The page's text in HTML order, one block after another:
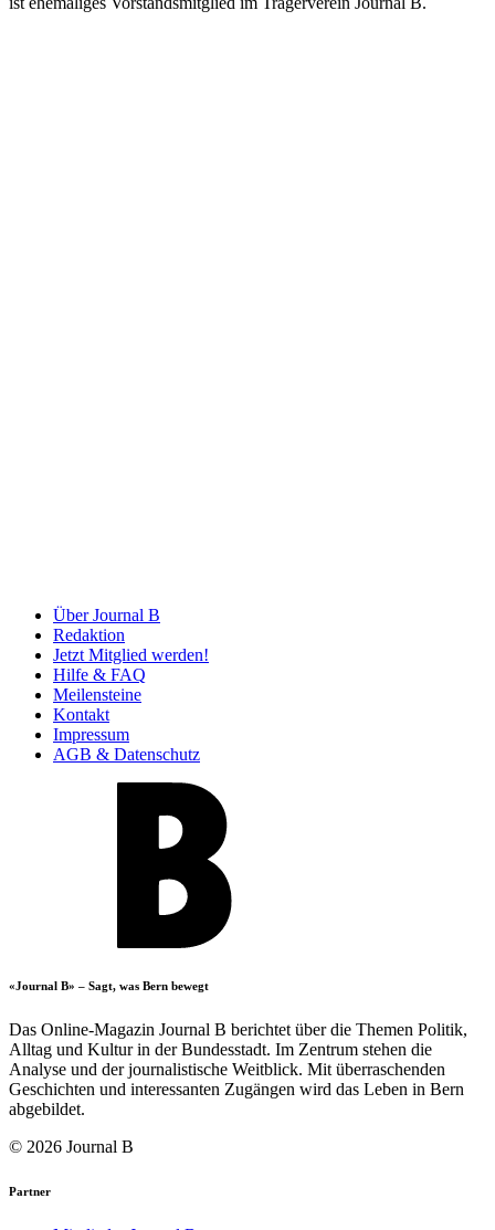
Über Journal B
Redaktion
Jetzt Mitglied werden!
Hilfe & FAQ
Meilensteine
Kontakt
Impressum
AGB & Datenschutz
«Journal B» – Sagt, was Bern bewegt
Das Online-Magazin Journal B berichtet über die Themen Politik,
Alltag und Kultur in der Bundesstadt. Im Zentrum stehen die
Analyse und der journalistische Weitblick. Mit überraschenden
Geschichten und interessanten Zugängen wird das Leben in Bern
abgebildet.
© 2026 Journal B
Partner